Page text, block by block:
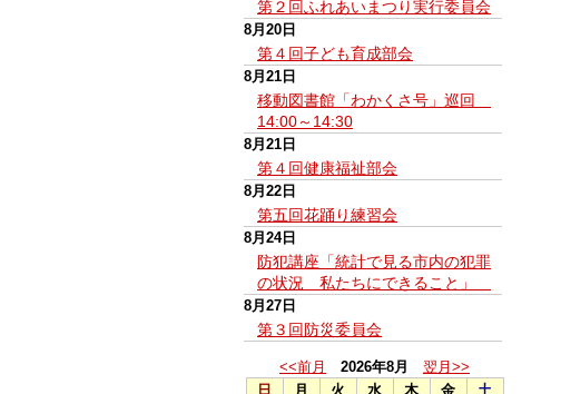
第２回ふれあいまつり実行委員会
8月20日
第４回子ども育成部会
8月21日
移動図書館「わかくさ号」巡回
14:00～14:30
8月21日
第４回健康福祉部会
8月22日
第五回花踊り練習会
8月24日
防犯講座「統計で見る市内の犯罪
の状況 私たちにできること」
8月27日
第３回防災委員会
<<前月 2026年8月
翌月>>
日
月 火 水 木 金 土